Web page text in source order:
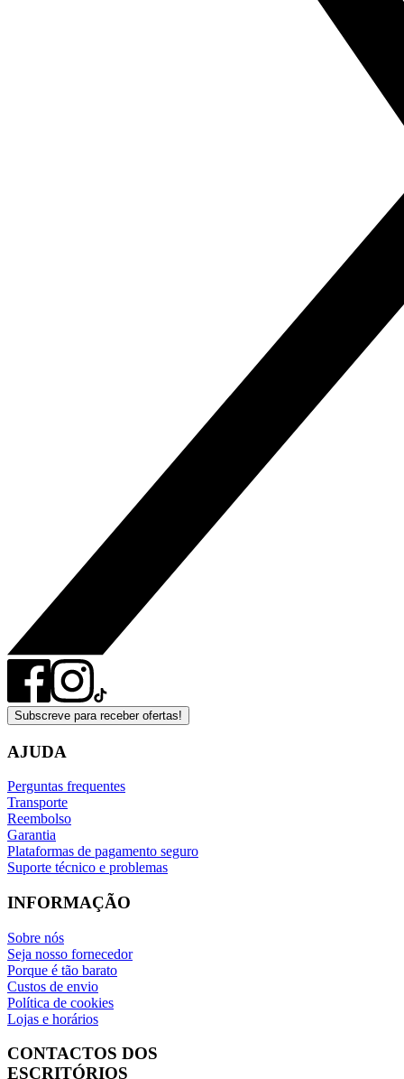
Subscreve para receber ofertas!
AJUDA
Perguntas frequentes
Transporte
Reembolso
Garantia
Plataformas de pagamento seguro
Suporte técnico e problemas
INFORMAÇÃO
Sobre nós
Seja nosso fornecedor
Porque é tão barato
Custos de envio
Política de cookies
Lojas e horários
CONTACTOS DOS
ESCRITÓRIOS